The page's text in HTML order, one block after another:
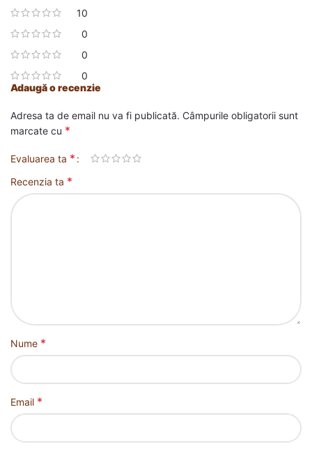
10
0
0
0
Adaugă o recenzie
Adresa ta de email nu va fi publicată. Câmpurile obligatorii sunt
marcate cu *
Evaluarea ta *
Recenzia ta *
Nume *
Email *